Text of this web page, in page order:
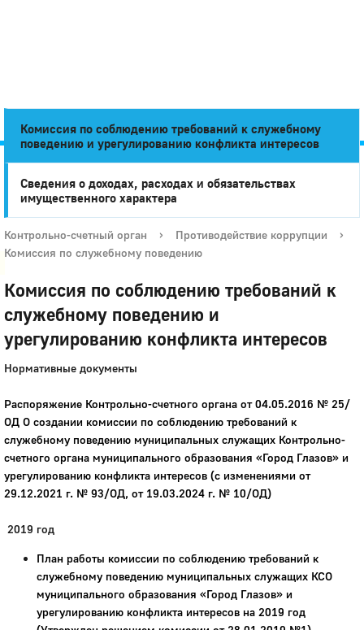
Город
Глазов
Комиссия по соблюдению требований к служебному
поведению и урегулированию конфликта интересов
Сведения о доходах, расходах и обязательствах
имущественного характера
Контрольно-счетный орган › Противодействие коррупции
›
Комиссия по служебному поведению
Комиссия по соблюдению требований к
служебному поведению и
урегулированию конфликта интересов
Нормативные документы
Распоряжение Контрольно-счетного органа от 04.05.2016 № 25/
ОД О создании комиссии по соблюдению требований к
служебному поведению муниципальных служащих Контрольно-
счетного органа муниципального образования «Город Глазов» и
урегулированию конфликта интересов (с изменениями от
29.12.2021 г. № 93/ОД, от 19.03.2024 г. № 10/ОД)
2019 год
План работы комиссии по соблюдению требований к
служебному поведению муниципальных служащих КСО
муниципального образования «Город Глазов» и
урегулированию конфликта интересов на 2019 год